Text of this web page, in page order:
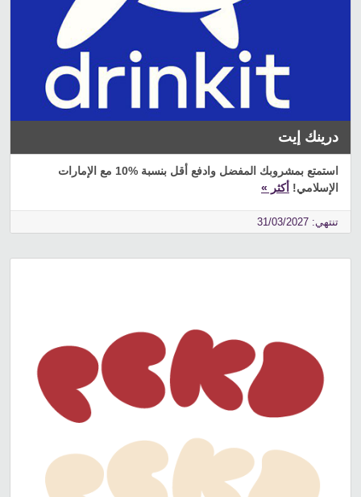
درينك إيت
استمتع بمشروبك المفضل وادفع أقل بنسبة %10 مع الإمارات
الإسلامي! أكثر »
تنتهي: 31/03/2027